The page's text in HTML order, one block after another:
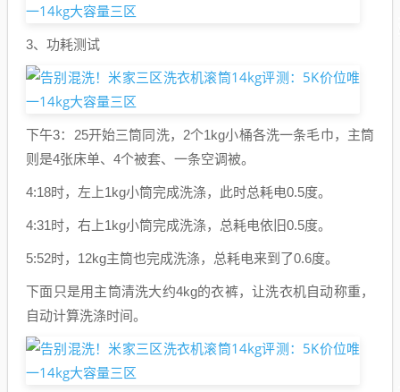
3、功耗测试
下午3：25开始三筒同洗，2个1kg小桶各洗一条毛巾，主筒
则是4张床单、4个被套、一条空调被。
4:18时，左上1kg小筒完成洗涤，此时总耗电0.5度。
4:31时，右上1kg小筒完成洗涤，总耗电依旧0.5度。
5:52时，12kg主筒也完成洗涤，总耗电来到了0.6度。
下面只是用主筒清洗大约4kg的衣裤，让洗衣机自动称重，
自动计算洗涤时间。